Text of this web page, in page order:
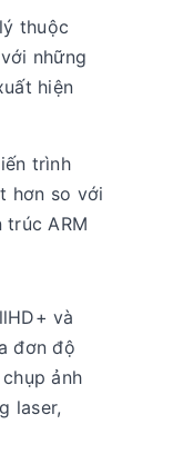
thuộc
những
hiện
trình
hơn so với
trúc ARM
và
đơn độ
ảnh
laser,